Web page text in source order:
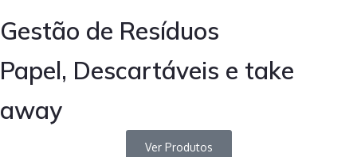
Gestão de Resíduos
Papel, Descartáveis e take
away
Ver Produtos